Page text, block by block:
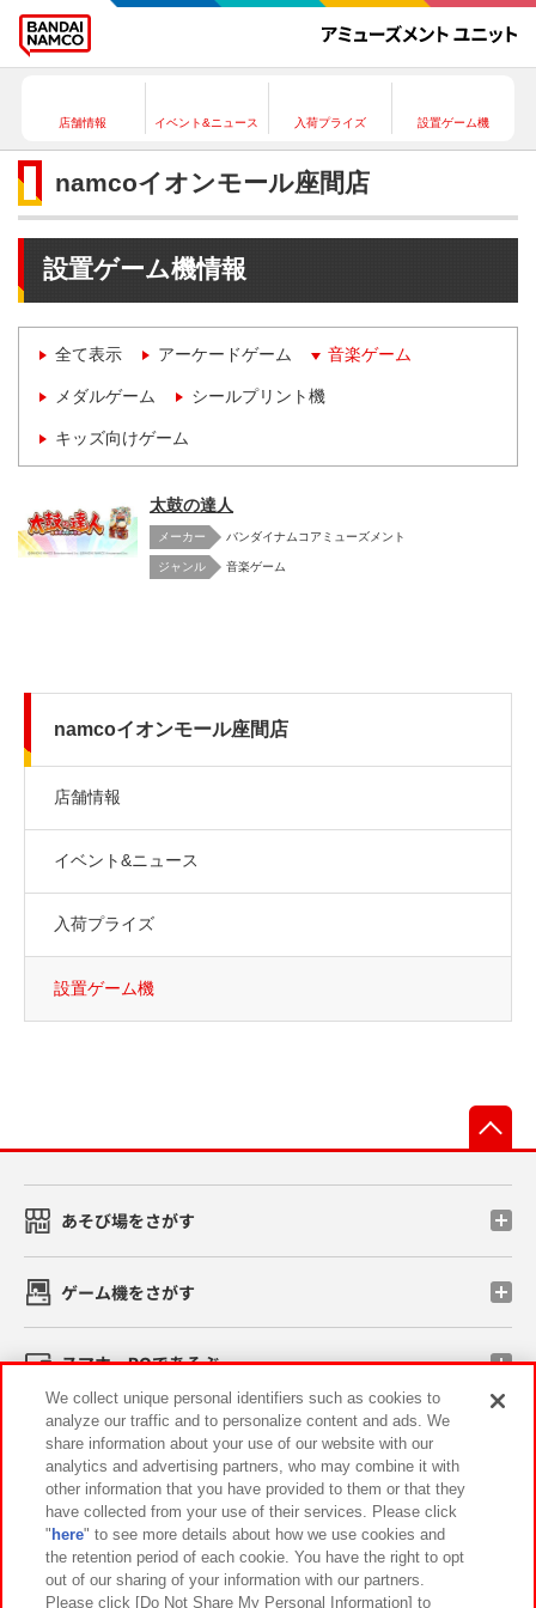
店舗情報 イベント&ニュース 入荷プライズ 設置ゲーム機
namcoイオンモール座間店
設置ゲーム機情報
全て表示 アーケードゲーム 音楽ゲーム
メダルゲーム シールプリント機
キッズ向けゲーム
太鼓の達人
メーカー バンダイナムコアミューズメント
音楽ゲーム
namcoイオンモール座間店
店舗情報
イベント&ニュース
入荷プライズ
設置ゲーム機
あそび場をさがす
ゲーム機をさがす
スマホ・PCであそぶ
イベント・キャンペーン
関連会社 サステナビリティ サイトポリシー
プライバシーポリシー ウェブアクセシビリティ方針と検証結果
We collect unique personal identifiers such as cookies to
analyze our traffic and to personalize content and ads. We
share information about your use of our website with our
analytics and advertising partners, who may combine it with
other information that you have provided to them or that they
have collected from your use of their services. Please click
" here" to see more details about how we use cookies and
the retention period of each cookie. You have the right to opt
out of our sharing of your information with our partners.
Please click [Do Not Share My Personal Information] to